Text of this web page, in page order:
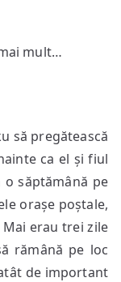
mult…
să pregătească
ca el și fiul
o săptămână pe
orașe poștale,
erau trei zile
rămână pe loc
de important